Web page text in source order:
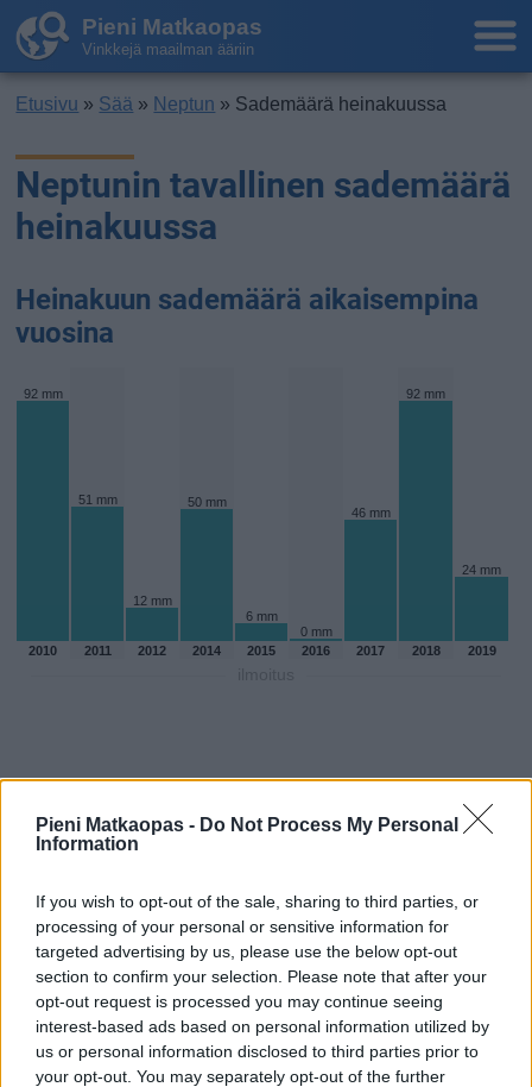
Pieni Matkaopas - Do Not Process My Personal
Information
If you wish to opt-out of the sale, sharing to third parties, or
processing of your personal or sensitive information for
targeted advertising by us, please use the below opt-out
section to confirm your selection. Please note that after your
opt-out request is processed you may continue seeing
interest-based ads based on personal information utilized by
us or personal information disclosed to third parties prior to
your opt-out. You may separately opt-out of the further
Pieni Matkaopas
Vinkkejä maailman ääriin
Etusivu » Sää » Neptun » Sademäärä heinakuussa
Neptunin tavallinen sademäärä
heinakuussa
Heinakuun sademäärä aikaisempina
vuosina
92 mm
51 mm
12 mm
50 mm
6 mm
0 mm
46 mm
92 mm
24 mm
2010 2011 2012 2014 2015 2016 2017 2018 2019
Sadepäivien määärä heinakuussa
aikaisempina vuosina